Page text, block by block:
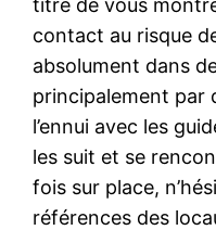
titre de vous
contact au risque
absolument dans
principalement par
l’ennui avec les
les suit et se
fois sur place,
références des